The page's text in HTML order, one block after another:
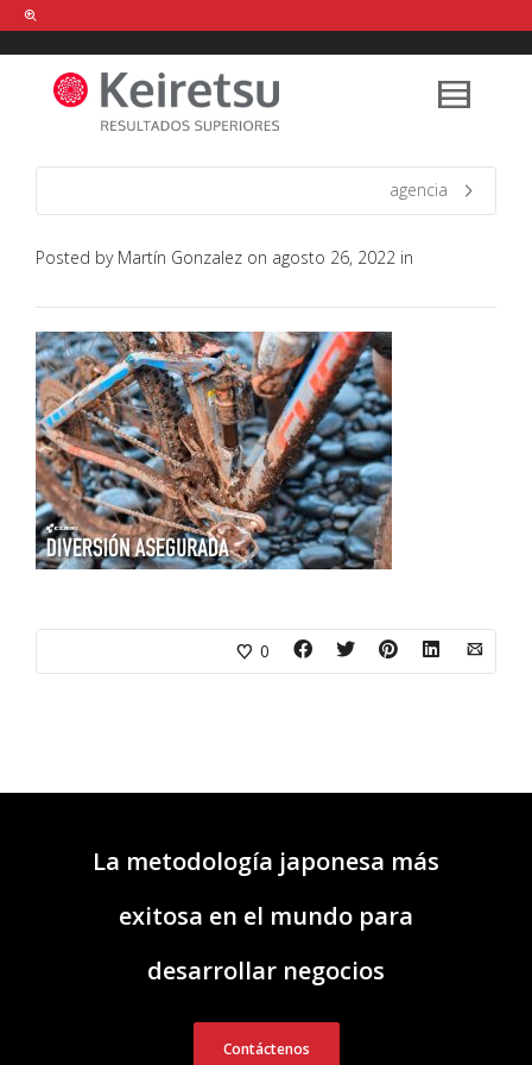
Help me Dante! I'm looking for new
shirts in a size medium
that cost
between £ . Show me all the
items, from the brandour legacy.
FIND MY ITEMS!
agencia
Posted by Martín Gonzalez on agosto 26, 2022 in
0
La metodología japonesa más
exitosa en el mundo para
desarrollar negocios
Contáctenos